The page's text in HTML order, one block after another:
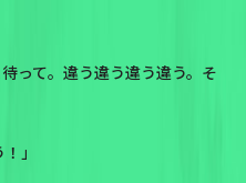
って。違う違う違う違う。そ
」